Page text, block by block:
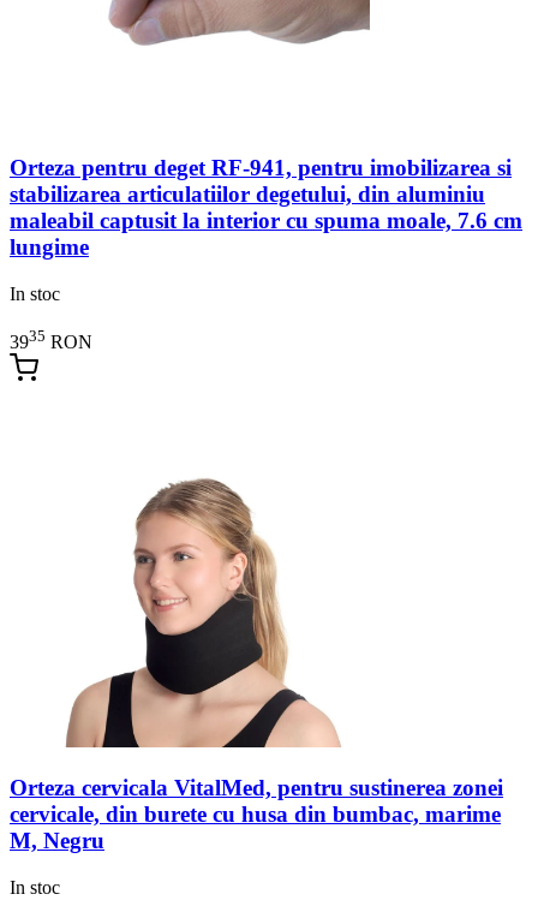
Orteza pentru deget RF-941, pentru imobilizarea si
stabilizarea articulatiilor degetului, din aluminiu
maleabil captusit la interior cu spuma moale, 7.6 cm
lungime
In stoc
3935 RON
Orteza cervicala VitalMed, pentru sustinerea zonei
cervicale, din burete cu husa din bumbac, marime
M, Negru
In stoc